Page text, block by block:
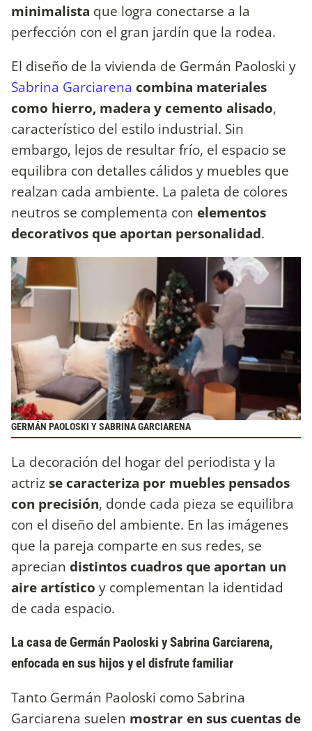
minimalista que logra conectarse a la
perfección con el gran jardín que la rodea.
El diseño de la vivienda de Germán Paoloski y
Sabrina Garciarena combina materiales
como hierro, madera y cemento alisado,
característico del estilo industrial. Sin
embargo, lejos de resultar frío, el espacio se
equilibra con detalles cálidos y muebles que
realzan cada ambiente. La paleta de colores
neutros se complementa con elementos
decorativos que aportan personalidad.
GERMÁN PAOLOSKI Y SABRINA GARCIARENA
La decoración del hogar del periodista y la
actrizse caracteriza por muebles pensados
con precisión, donde cada pieza se equilibra
con el diseño del ambiente. En las imágenes
que la pareja comparte en sus redes, se
aprecian distintos cuadros que aportan un
aire artístico y complementan la identidad
de cada espacio.
La casa de Germán Paoloski y Sabrina Garciarena,
enfocada en sus hijos y el disfrute familiar
Tanto Germán Paoloski como Sabrina
Garciarena suelen mostrar en sus cuentas de